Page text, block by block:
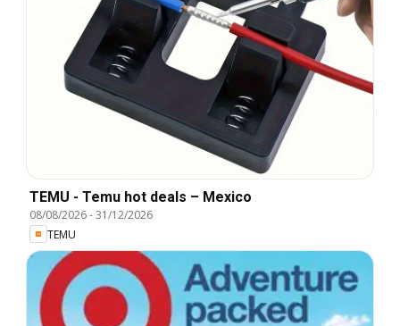
TEMU - Temu hot deals – Mexico
08/08/2026-31/12/2026
TEMU